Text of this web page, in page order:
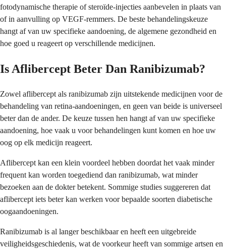
fotodynamische therapie of steroïde-injecties aanbevelen in plaats van
of in aanvulling op VEGF-remmers. De beste behandelingskeuze
hangt af van uw specifieke aandoening, de algemene gezondheid en
hoe goed u reageert op verschillende medicijnen.
Is Aflibercept Beter Dan Ranibizumab?
Zowel aflibercept als ranibizumab zijn uitstekende medicijnen voor de
behandeling van retina-aandoeningen, en geen van beide is universeel
beter dan de ander. De keuze tussen hen hangt af van uw specifieke
aandoening, hoe vaak u voor behandelingen kunt komen en hoe uw
oog op elk medicijn reageert.
Aflibercept kan een klein voordeel hebben doordat het vaak minder
frequent kan worden toegediend dan ranibizumab, wat minder
bezoeken aan de dokter betekent. Sommige studies suggereren dat
aflibercept iets beter kan werken voor bepaalde soorten diabetische
oogaandoeningen.
Ranibizumab is al langer beschikbaar en heeft een uitgebreide
veiligheidsgeschiedenis, wat de voorkeur heeft van sommige artsen en